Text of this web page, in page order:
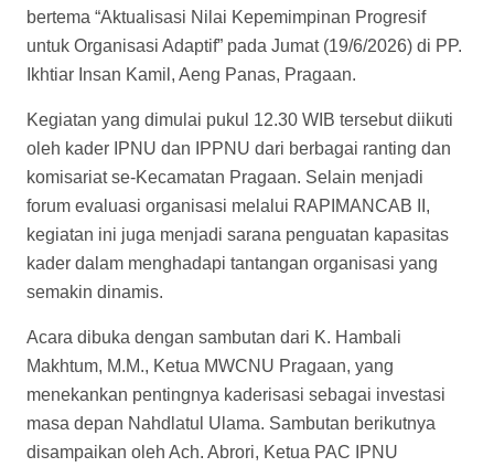
bertema “Aktualisasi Nilai Kepemimpinan Progresif
untuk Organisasi Adaptif” pada Jumat (19/6/2026) di PP.
Ikhtiar Insan Kamil, Aeng Panas, Pragaan.
Kegiatan yang dimulai pukul 12.30 WIB tersebut diikuti
oleh kader IPNU dan IPPNU dari berbagai ranting dan
komisariat se-Kecamatan Pragaan. Selain menjadi
forum evaluasi organisasi melalui RAPIMANCAB II,
kegiatan ini juga menjadi sarana penguatan kapasitas
kader dalam menghadapi tantangan organisasi yang
semakin dinamis.
Acara dibuka dengan sambutan dari K. Hambali
Makhtum, M.M., Ketua MWCNU Pragaan, yang
menekankan pentingnya kaderisasi sebagai investasi
masa depan Nahdlatul Ulama. Sambutan berikutnya
disampaikan oleh Ach. Abrori, Ketua PAC IPNU